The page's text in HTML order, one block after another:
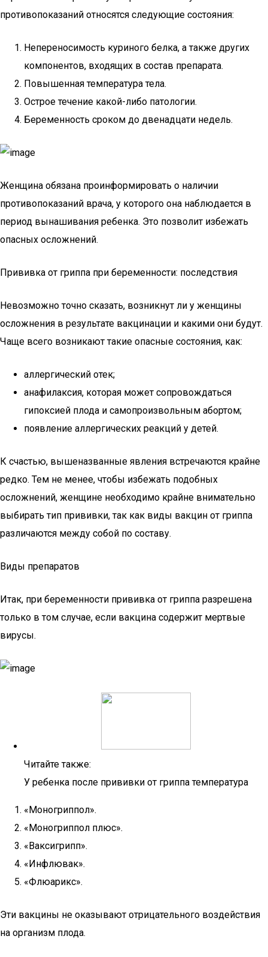
противопоказаний относятся следующие состояния:
Непереносимость куриного белка, а также других
компонентов, входящих в состав препарата.
Повышенная температура тела.
Острое течение какой-либо патологии.
Беременность сроком до двенадцати недель.
Женщина обязана проинформировать о наличии
противопоказаний врача, у которого она наблюдается в
период вынашивания ребенка. Это позволит избежать
опасных осложнений.
Прививка от гриппа при беременности: последствия
Невозможно точно сказать, возникнут ли у женщины
осложнения в результате вакцинации и какими они будут.
Чаще всего возникают такие опасные состояния, как:
аллергический отек;
анафилаксия, которая может сопровождаться
гипоксией плода и самопроизвольным абортом;
появление аллергических реакций у детей.
К счастью, вышеназванные явления встречаются крайне
редко. Тем не менее, чтобы избежать подобных
осложнений, женщине необходимо крайне внимательно
выбирать тип прививки, так как виды вакцин от гриппа
различаются между собой по составу.
Виды препаратов
Итак, при беременности прививка от гриппа разрешена
только в том случае, если вакцина содержит мертвые
вирусы.
Читайте также:
У ребенка после прививки от гриппа температура
«Моногриппол».
«Моногриппол плюс».
«Ваксигрипп».
«Инфлювак».
«Флюарикс».
Эти вакцины не оказывают отрицательного воздействия
на организм плода.